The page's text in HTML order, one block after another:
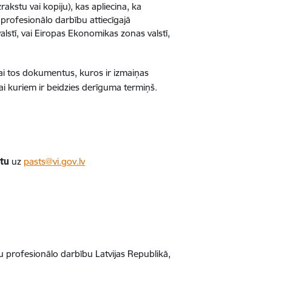
vai kopiju), kas apliecina, ka
darbību attiecīgajā
vai Eiropas Ekonomikas zonas valstī,
tos dokumentus, kuros ir izmaiņas
kuriem ir beidzies derīguma termiņš.
uz pasts@vi.gov.lv
profesionālo darbību Latvijas Republikā,